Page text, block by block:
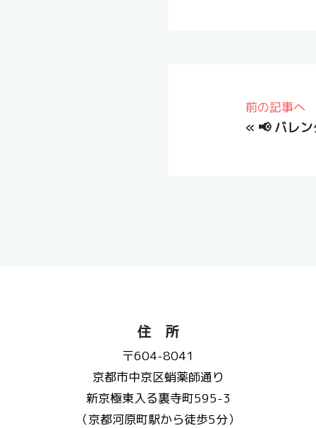
前の記事へ
« 📢 バレ
住 所
〒604-8041
京都市中京区蛸薬師通り
新京極東入る裏寺町595-3
（京都河原町駅から徒歩5分）